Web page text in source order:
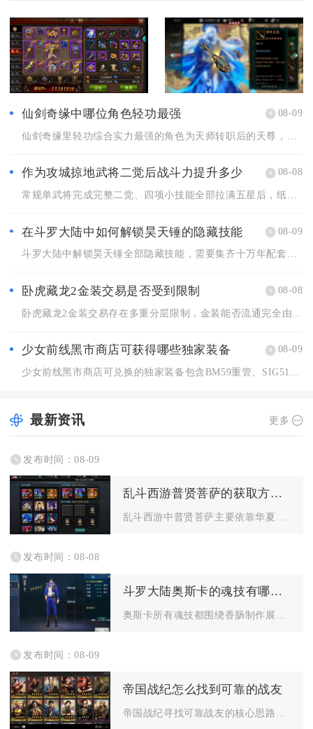
仙剑奇缘中哪位角色轻功最强 08-09
作为攻城掠地武将二觉后战斗力提升多少 08-08
在斗罗大陆中如何解锁昊天锤的隐藏技能 08-09
斗罗大陆中解锁昊天锤全部隐藏技能，需要集齐十万年配套魂环、完...
卧虎藏龙2金装交易是否受到限制 08-08
少女前线黑市商店可获得哪些独家装备 08-09
少女前线黑市商店可兑换的独家装备包含BM59重管、SIG51...
最新资讯 更多
发布时间：08-09
乱斗西游普贤菩萨的获取方法是什么
乱斗西游中普贤菩萨主要依靠华夏谣限时活动兑换整卡，其次可以通...
发布时间：08-08
斗罗大陆奥斯卡的魂技有哪些特点
奥斯卡所有魂技都围绕香肠制作展开，整体以团队续航、属性增幅、...
发布时间：08-09
帝国战纪怎么找到可靠的战友